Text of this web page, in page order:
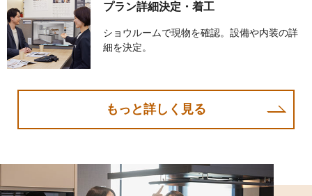
プラン詳細決定・着工
ショウルームで現物を確認。設備や内装の詳
細を決定。
もっと詳しく見る